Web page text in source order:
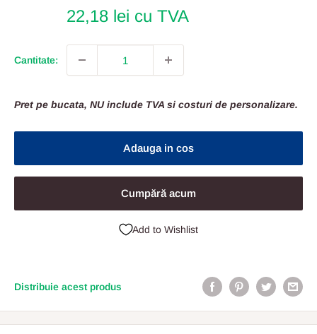
22,18 lei cu TVA
Cantitate:
Pret pe bucata, NU include TVA si costuri de personalizare.
Adauga in cos
Cumpără acum
Add to Wishlist
Distribuie acest produs